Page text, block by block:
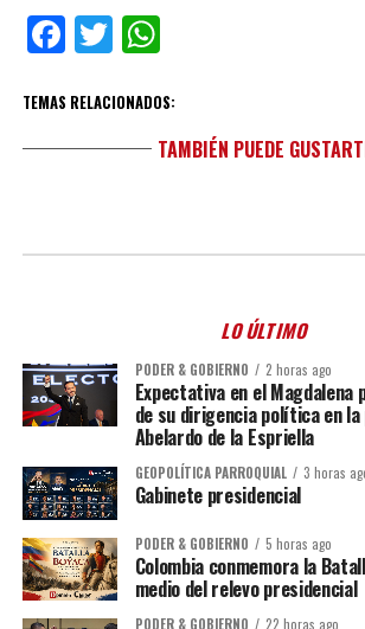
Facebook
TwitterWhatsApp
TEMAS RELACIONADOS:
TAMBIÉN PUEDE
LO ÚLTIMO
PODER & GOBIERNO 2 horas ago
Expectativa en el
de su dirigencia política en la
Abelardo de la Espriella
GEOPOLÍTICA PARROQUIAL 3 horas
Gabinete presidencial
PODER & GOBIERNO 5 horas ago
Colombia conmemora la
medio del relevo presidencial
PODER & GOBIERNO 22 horas ago